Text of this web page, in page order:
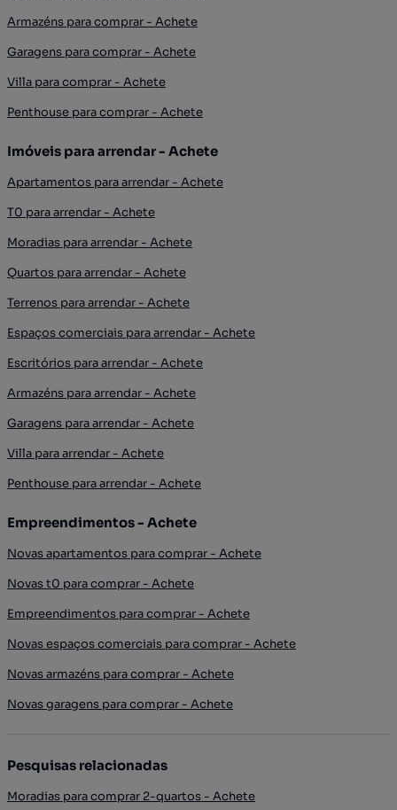
Armazéns para comprar - Achete
Garagens para comprar - Achete
Villa para comprar - Achete
Penthouse para comprar - Achete
Imóveis para arrendar - Achete
Apartamentos para arrendar - Achete
T0 para arrendar - Achete
Moradias para arrendar - Achete
Quartos para arrendar - Achete
Terrenos para arrendar - Achete
Espaços comerciais para arrendar - Achete
Escritórios para arrendar - Achete
Armazéns para arrendar - Achete
Garagens para arrendar - Achete
Villa para arrendar - Achete
Penthouse para arrendar - Achete
Empreendimentos - Achete
Novas apartamentos para comprar - Achete
Novas t0 para comprar - Achete
Empreendimentos para comprar - Achete
Novas espaços comerciais para comprar - Achete
Novas armazéns para comprar - Achete
Novas garagens para comprar - Achete
Pesquisas relacionadas
Moradias para comprar 2-quartos - Achete